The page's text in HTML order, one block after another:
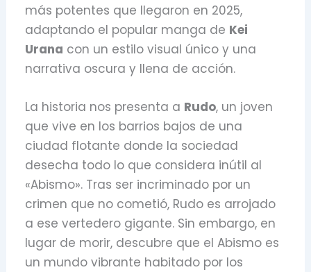
más potentes que llegaron en 2025,
adaptando el popular manga de Kei
Urana con un estilo visual único y una
narrativa oscura y llena de acción.
La historia nos presenta a Rudo, un joven
que vive en los barrios bajos de una
ciudad flotante donde la sociedad
desecha todo lo que considera inútil al
«Abismo». Tras ser incriminado por un
crimen que no cometió, Rudo es arrojado
a ese vertedero gigante. Sin embargo, en
lugar de morir, descubre que el Abismo es
un mundo vibrante habitado por los